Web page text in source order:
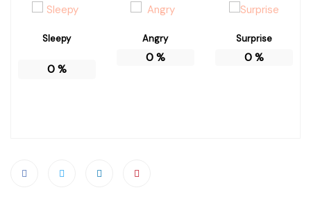
Sleepy
0%
Angry
0%
Surprise
0%